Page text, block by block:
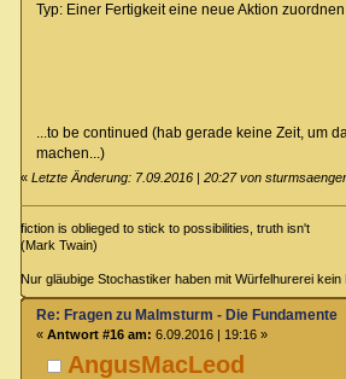
Typ: Einer Fertigkeit eine neue Aktion zuordnen
...to be continued (hab gerade keine Zeit, um
machen...)
«Letzte Änderung: 7.09.2016 | 20:27 von sturmsaenger
fiction is oblieged to stick to possibilities, truth isn't
(Mark Twain)
Nur gläubige Stochastiker haben mit Würfelhurerei kein
AngusMacLeod
Re: Fragen zu Malmsturm - Die Fundamente
« Antwort #16 am: 6.09.2016 | 19:16 »